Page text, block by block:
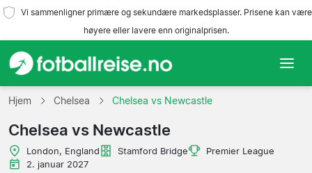
Vi sammenligner primære og sekundære markedsplasser. Prisene kan være
høyere eller lavere enn originalprisen.
Hjem
Lag
Ligaer
Hjem Chelsea Chelsea vs Newcastle
Chelsea vs Newcastle
London, England Stamford Bridge
Premier League
2. januar 2027